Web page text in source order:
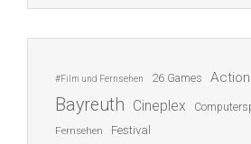
#Film und Fernsehen 26 Games Action
Bayreuth Cineplex
Fernsehen Festival